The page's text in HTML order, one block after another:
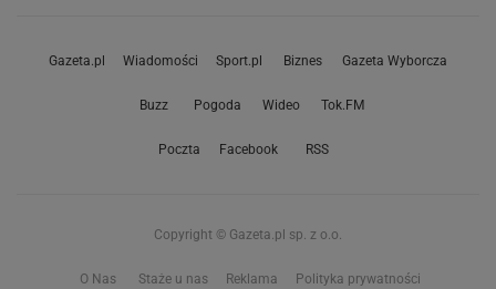
Gazeta.pl Wiadomości Sport.pl Biznes Gazeta Wyborcza
Buzz Pogoda Wideo Tok.FM
Poczta Facebook RSS
Copyright © Gazeta.pl sp. z o.o.
O Nas Staże u nas Reklama Polityka prywatności